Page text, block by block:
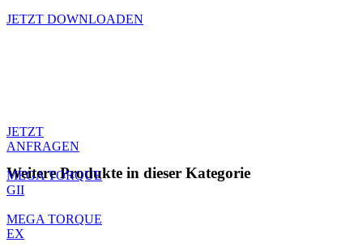
JETZT DOWNLOADEN
JETZT
ANFRAGEN
Weitere Produkte in dieser Kategorie
MEGA TORQUE
GII
MEGA TORQUE
EX